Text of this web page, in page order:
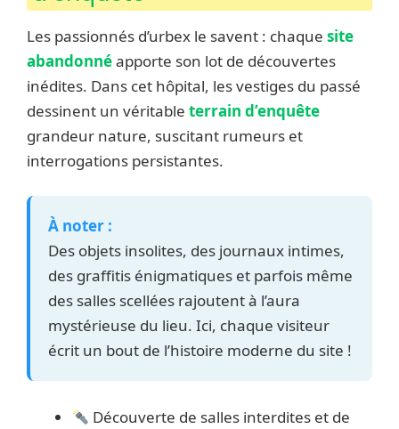
Les passionnés d’urbex le savent : chaque site
abandonnéapporte son lot de découvertes
inédites. Dans cet hôpital, les vestiges du passé
dessinent un véritable terrain d’enquête
grandeur nature, suscitant rumeurs et
interrogations persistantes.
À noter :
Des objets insolites, des journaux intimes,
des graffitis énigmatiques et parfois même
des salles scellées rajoutent à l’aura
mystérieuse du lieu. Ici, chaque visiteur
écrit un bout de l’histoire moderne du site !
Découverte de salles interdites et de